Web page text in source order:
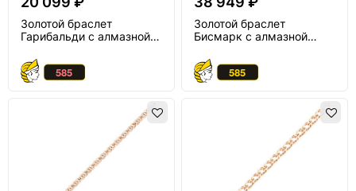
Золотой браслет
Гарибальди с алмазной
Золотой браслет
Бисмарк с алмазной